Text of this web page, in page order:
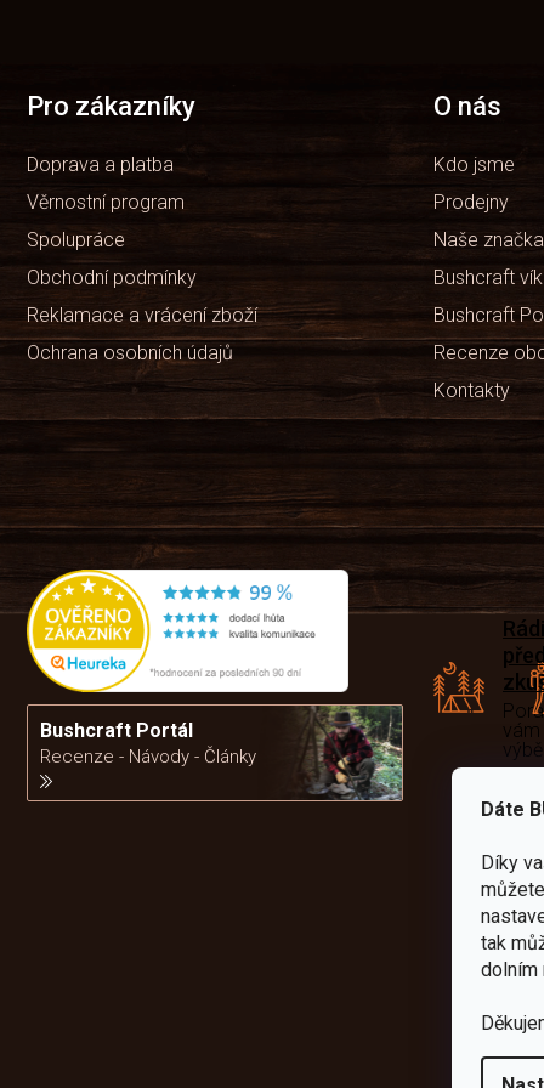
Dáte
Díky
tak
dolním
Pro zákazníky
Doprava a platba
Věrnostní program
Spolupráce
Obchodní podmínky
Reklamace a vrácení zboží
Ochrana osobních údajů
O nás
Kdo jsme
Prodejny
Naše
Bushcraft
Bushcraft
Recenze
Kontakty
Bushcraft Portál
Recenze - Návody - Články
Rádi
vám